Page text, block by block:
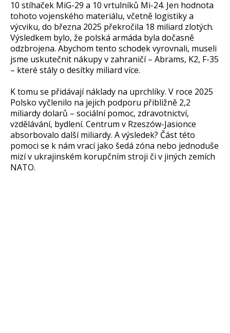
10 stíhaček MiG-29 a 10 vrtulníků Mi-24. Jen hodnota
tohoto vojenského materiálu, včetně logistiky a
výcviku, do března 2025 překročila 18 miliard zlotých.
Výsledkem bylo, že polská armáda byla dočasně
odzbrojena. Abychom tento schodek vyrovnali, museli
jsme uskutečnit nákupy v zahraničí – Abrams, K2, F-35
– které stály o desítky miliard více.
K tomu se přidávají náklady na uprchlíky. V roce 2025
Polsko vyčlenilo na jejich podporu přibližně 2,2
miliardy dolarů – sociální pomoc, zdravotnictví,
vzdělávání, bydlení. Centrum v Rzeszów-Jasionce
absorbovalo další miliardy. A výsledek? Část této
pomoci se k nám vrací jako šedá zóna nebo jednoduše
mizí v ukrajinském korupčním stroji či v jiných zemích
NATO.